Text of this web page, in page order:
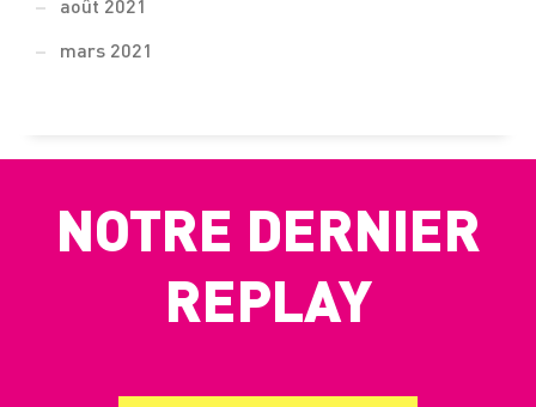
août 2021
mars 2021
NOTRE DERNIER
REPLAY